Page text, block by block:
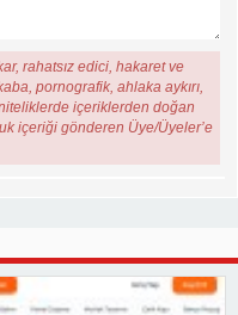
rahatsız edici, hakaret ve
pornografik, ahlaka aykırı,
içeriklerden doğan
içeriği gönderen Üye/Üyeler’e